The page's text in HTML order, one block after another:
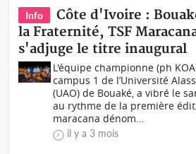
Info
Côte d'Ivoire :
la Fraternité, TSF
s'adjuge le titre inaugural
L'équipe championne (ph
campus 1 de l’Université
(UAO) de Bouaké, a vibré le
au rythme de la première
maracana dénom...
il y a 3 mois